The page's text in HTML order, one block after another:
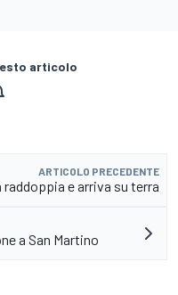
articolo
ARTICOLO PRECEDENTE
e arriva su terra
a San Martino